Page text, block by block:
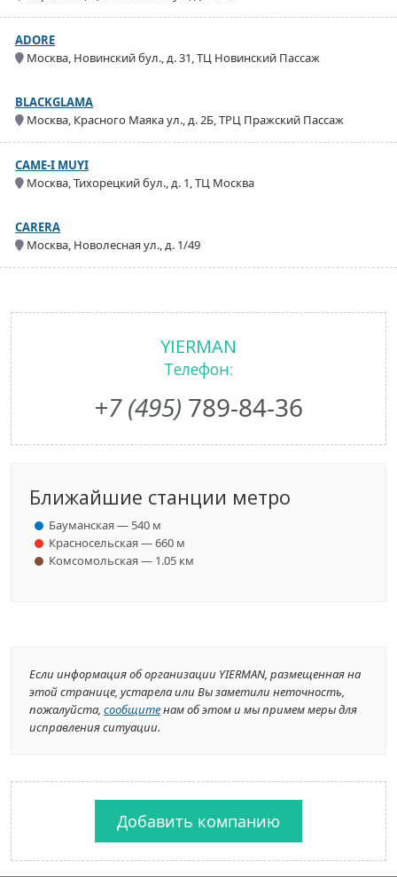
ADORE
Москва, Новинский бул., д. 31, ТЦ Новинский Пассаж
BLACKGLAMA
Москва, Красного Маяка ул., д. 2Б, ТРЦ Пражский Пассаж
CAME-I MUYI
Москва, Тихорецкий бул., д. 1, ТЦ Москва
CARERA
Москва, Новолесная ул., д. 1/49
YIERMAN
Телефон:
+7 (495) 789-84-36
Ближайшие станции метро
Бауманская — 540 м
Красносельская — 660 м
Комсомольская — 1.05 км
Если информация об организации YIERMAN, размещенная на
этой странице, устарела или Вы заметили неточность,
пожалуйста, сообщитенам об этом и мы примем меры для
исправления ситуации.
Добавить компанию